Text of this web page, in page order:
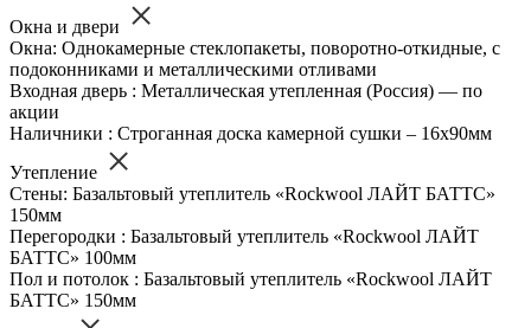
Окна и двери
Окна: Однокамерные стеклопакеты, поворотно-откидные, с
подоконниками и металлическими отливами
Входная дверь : Металлическая утепленная (Россия) — по
акции
Наличники : Строганная доска камерной сушки – 16х90мм
Утепление
Стены: Базальтовый утеплитель «Rockwool ЛАЙТ БАТТС»
150мм
Перегородки : Базальтовый утеплитель «Rockwool ЛАЙТ
БАТТС» 100мм
Пол и потолок : Базальтовый утеплитель «Rockwool ЛАЙТ
БАТТС» 150мм